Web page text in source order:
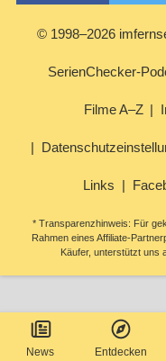
News Entdecken
© 1998–2026
SerienChecker-
Filme A–Z
Links
* Transparenzhinweis: Für
Rahmen eines Affiliate-
Käufer, unterstützt uns